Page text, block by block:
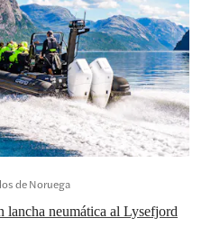
lancha neumática al Lysefjord
de Noruega